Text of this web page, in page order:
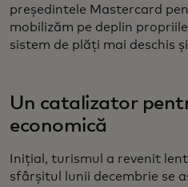
președintele Mastercard
mobilizăm pe deplin
sistem de plăți mai deschis
Un catalizator
economică
Inițial, turismul a revenit
sfârșitul lunii decembrie se